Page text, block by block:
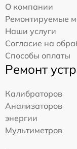
О компании
Ремонтируемые
Наши услуги
Согласие на
Способы оплаты
Ремонт
Калибраторов
Анализаторов
энергии
Мультиметров